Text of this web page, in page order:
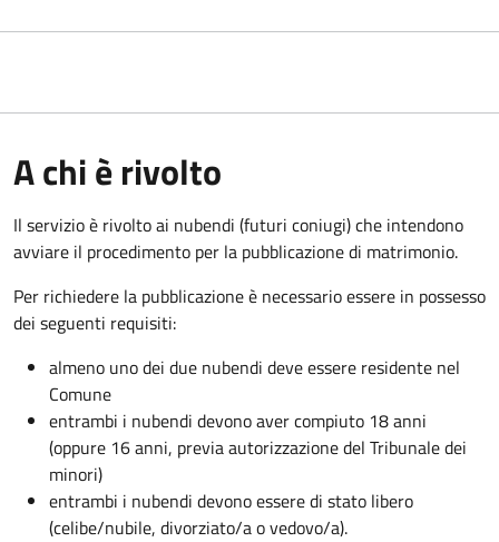
A chi è rivolto
Il servizio è rivolto ai nubendi (futuri coniugi) che intendono
avviare il procedimento per la pubblicazione di matrimonio.
Per richiedere la pubblicazione è necessario essere in possesso
dei seguenti requisiti:
almeno uno dei due nubendi deve essere residente nel
Comune
entrambi i nubendi devono aver compiuto 18 anni
(oppure 16 anni, previa autorizzazione del Tribunale dei
minori)
entrambi i nubendi devono essere di stato libero
(celibe/nubile, divorziato/a o vedovo/a).